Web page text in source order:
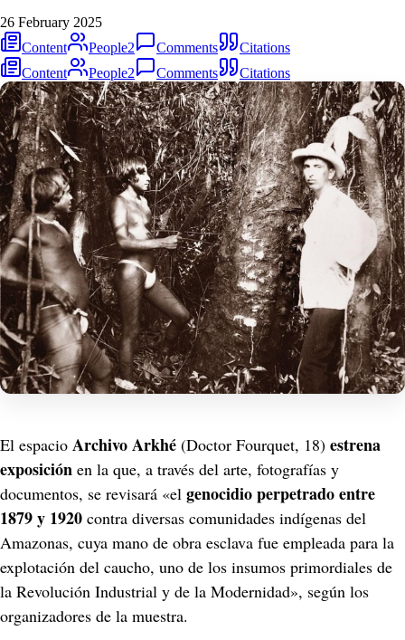
26 February 2025
Content
People2 Comments
Citations
Content
People2 Comments Citations
El espacio Archivo Arkhé (Doctor Fourquet, 18) estrena
exposición en la que, a través del arte, fotografías y
documentos, se revisará «el genocidio perpetrado entre
1879 y 1920 contra diversas comunidades indígenas del
Amazonas, cuya mano de obra esclava fue empleada para la
explotación del caucho, uno de los insumos primordiales de
la Revolución Industrial y de la Modernidad», según los
organizadores de la muestra.